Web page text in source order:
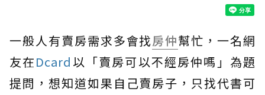
一般人有賣房需求多會找房仲幫忙，一名網
友在Dcard 以「賣房可以不經房仲嗎」為題
提問，想知道如果自己賣房子，只找代書可